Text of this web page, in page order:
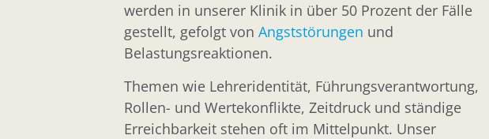
werden in unserer Klinik in über 50 Prozent der Fälle
gestellt, gefolgt von Angststörungen und
Belastungsreaktionen.
Themen wie Lehreridentität, Führungsverantwortung,
Rollen- und Wertekonflikte, Zeitdruck und ständige
Erreichbarkeit stehen oft im Mittelpunkt. Unser